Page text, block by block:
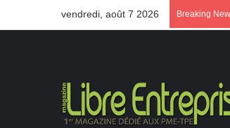
vendredi, août 7 2026 Breaking